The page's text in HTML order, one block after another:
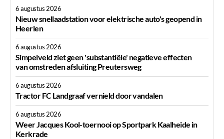
6 augustus 2026
Nieuw snellaadstation voor elektrische auto's geopend in
Heerlen
6 augustus 2026
Simpelveld ziet geen 'substantiële' negatieve effecten
van omstreden afsluiting Preutersweg
6 augustus 2026
Tractor FC Landgraaf vernield door vandalen
6 augustus 2026
Weer Jacques Kool-toernooi op Sportpark Kaalheide in
Kerkrade